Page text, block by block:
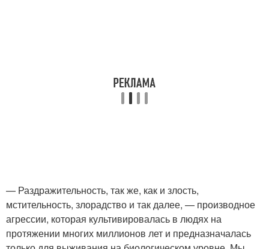
— Раздражительность, так же, как и злость,
мстительность, злорадство и так далее, — производное
агрессии, которая культивировалась в людях на
протяжении многих миллионов лет и предназначалась